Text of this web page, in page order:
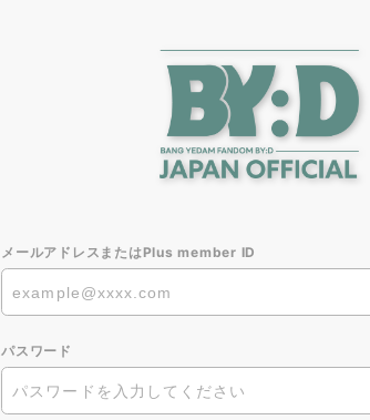
メールアドレスまたはPlus member ID
パスワード